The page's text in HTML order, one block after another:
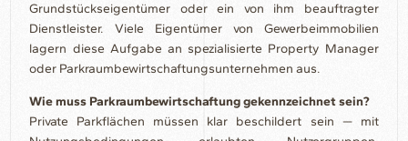
Grundstückseigentümer oder ein von ihm beauftragter
Dienstleister. Viele Eigentümer von Gewerbeimmobilien
lagern diese Aufgabe an spezialisierte Property Manager
oder Parkraumbewirtschaftungsunternehmen aus.
Wie muss Parkraumbewirtschaftung gekennzeichnet sein?
Private Parkflächen müssen klar beschildert sein — mit